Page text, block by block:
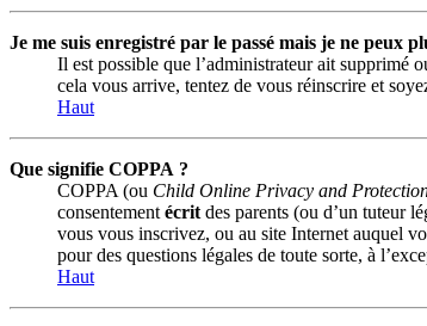
Je me suis enregistré par le passé mais je ne peux
Il est possible que l’administrateur ait supprimé
cela vous arrive, tentez de vous réinscrire et
Haut
Que signifie COPPA ?
COPPA (ou Child Online Privacy and
consentement écrit des parents (ou d’un tuteur
vous vous inscrivez, ou au site Internet auquel
pour des questions légales de toute sorte, à
Haut